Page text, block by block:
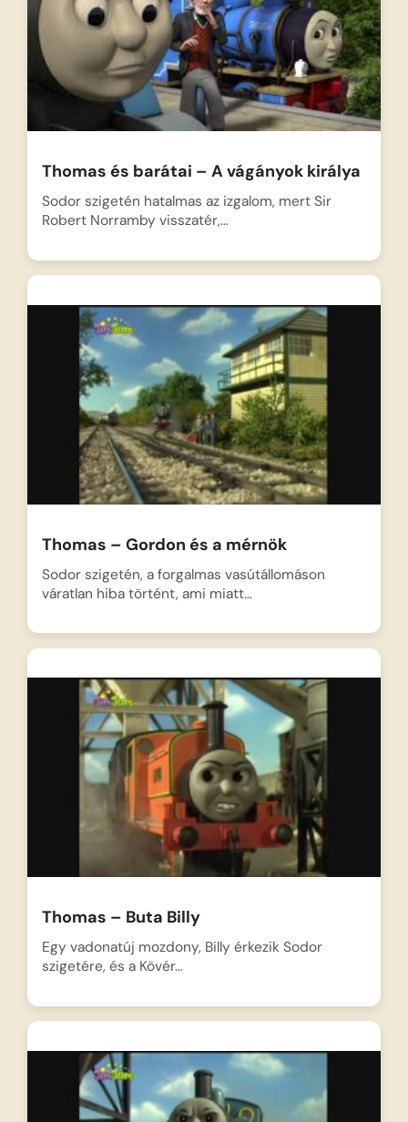
Thomas és barátai – A vágányok királya
Sodor szigetén hatalmas az izgalom, mert Sir
Robert Norramby visszatér,…
Thomas – Gordon és a mérnök
Sodor szigetén, a forgalmas vasútállomáson
váratlan hiba történt, ami miatt…
Thomas – Buta Billy
Egy vadonatúj mozdony, Billy érkezik Sodor
szigetére, és a Kövér…